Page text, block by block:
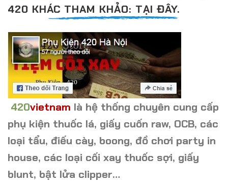
420 KHÁC THAM KHẢO: TẠI ĐÂY.
420vietnam là hệ thống chuyên cung cấp
phụ kiện thuốc lá, giấy cuốn raw, OCB, các
loại tẩu, điếu cày, boong, đồ chơi party in
house, các loại cối xay thuốc sợi, giấy
blunt, bật lửa clipper…